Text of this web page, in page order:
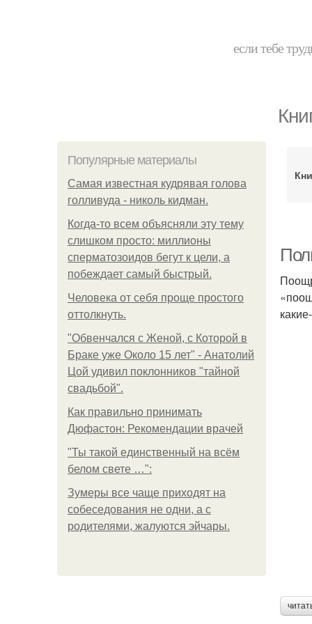
если тебе
Популярные материалы
Самая известная кудрявая голова
голливуда - николь кидман.
Когда-то всем объясняли эту тему
слишком просто: миллионы
сперматозоидов бегут к цели, а
побеждает самый быстрый.
Человека от себя проще простого
оттолкнуть.
"Обвенчался с Женой, с Которой в
Браке уже Около 15 лет" - Анатолий
Цой удивил поклонников "тайной
свадьбой".
Как правильно принимать
Дюфастон: Рекомендации врачей
"Ты такой единственный на всём
белом свете …":
Зумеры все чаще приходят на
собеседования не одни, а с
родителями, жалуются эйчары.